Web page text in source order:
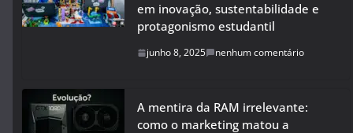
em inovação, sustentabilidade e
protagonismo estudantil
junho 8, 2025 nenhum comentário
A mentira da RAM irrelevante:
como o marketing matou a